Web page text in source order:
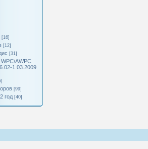
[16]
[12]
[31]
1.03.2009
[99]
год [40]